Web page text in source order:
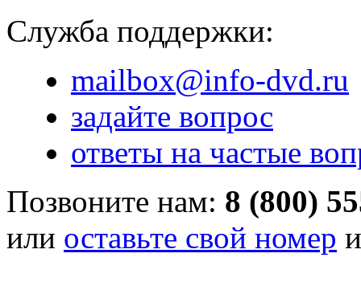
Служба поддержки:
mailbox@info-dvd.ru
задайте вопрос
ответы на частые
Позвоните нам: 8 (800)
или оставьте свой номер